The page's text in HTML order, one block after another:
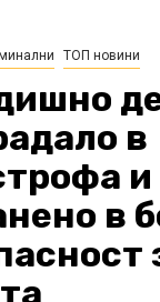
ТОП новини
в
и
в